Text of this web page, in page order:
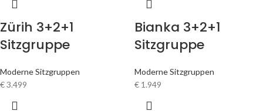
Zürih 3+2+1
Sitzgruppe
Moderne Sitzgruppen
€3.499
Bianka 3+2+1
Sitzgruppe
Moderne Sitzgruppen
€ 1.949